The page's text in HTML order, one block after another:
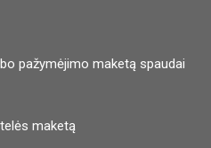
pažymėjimo maketą spaudai
maketą